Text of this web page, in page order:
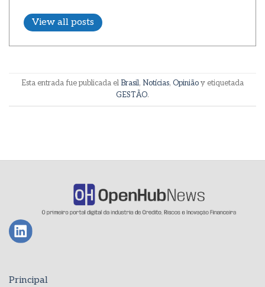
View all posts
Esta entrada fue publicada el Brasil, Notícias, Opiniãoy etiquetada
GESTÃO.
Principal